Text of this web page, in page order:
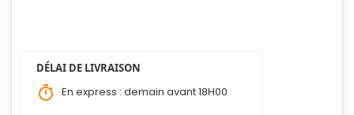
DÉLAI DE LIVRAISON
timer En express : demain avant 18H00